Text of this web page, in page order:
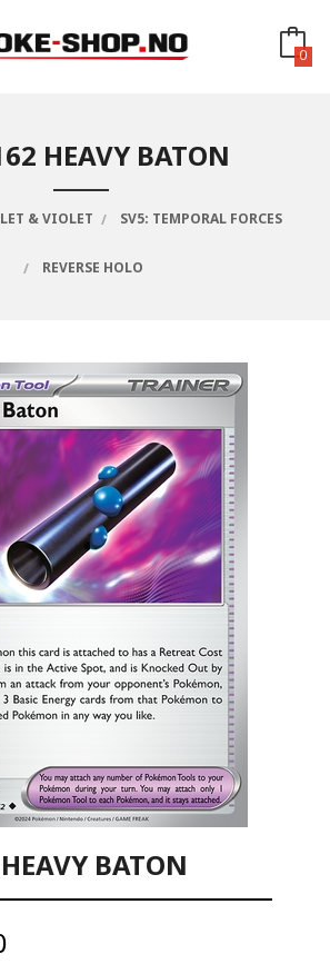
0
HEAVY BATON
& VIOLET SV5: TEMPORAL FORCES
REVERSE HOLO
BATON